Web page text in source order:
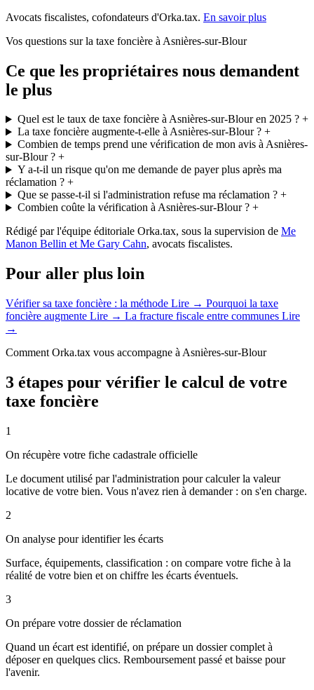
Avocats fiscalistes, cofondateurs d'Orka.tax. En savoir plus
Vos questions sur la taxe foncière à Asnières-sur-Blour
Ce que les propriétaires nous demandent
le plus
Quel est le taux de taxe foncière à Asnières-sur-Blour en 2025 ?+
La taxe foncière augmente-t-elle à Asnières-sur-Blour ?+
Combien de temps prend une vérification de mon avis à Asnières-
sur-Blour ? +
Y a-t-il un risque qu'on me demande de payer plus après ma
réclamation ? +
Que se passe-t-il si l'administration refuse ma réclamation ?+
Combien coûte la vérification à Asnières-sur-Blour ?+
Rédigé par l'équipe éditoriale Orka.tax, sous la supervision de Me
Manon Bellin et Me Gary Cahn, avocats fiscalistes.
Pour aller plus loin
Vérifier sa taxe foncière : la méthode Lire → Pourquoi la taxe
foncière augmente Lire → La fracture fiscale entre communes Lire
→
Comment Orka.tax vous accompagne à Asnières-sur-Blour
3 étapes pour vérifier le calcul de votre
taxe foncière
1
On récupère votre fiche cadastrale officielle
Le document utilisé par l'administration pour calculer la valeur
locative de votre bien. Vous n'avez rien à demander : on s'en charge.
2
On analyse pour identifier les écarts
Surface, équipements, classification : on compare votre fiche à la
réalité de votre bien et on chiffre les écarts éventuels.
3
On prépare votre dossier de réclamation
Quand un écart est identifié, on prépare un dossier complet à
déposer en quelques clics. Remboursement passé et baisse pour
l'avenir.